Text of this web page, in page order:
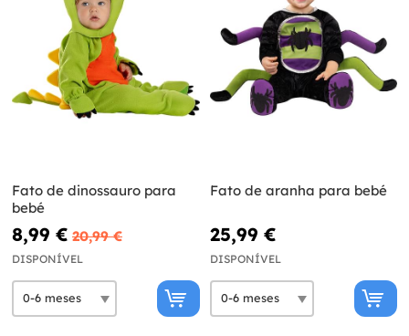
Fato de dinossauro para
bebé
8,99 € 20,99 €
DISPONÍVEL
Fato de aranha para bebé
25,99 €
DISPONÍVEL